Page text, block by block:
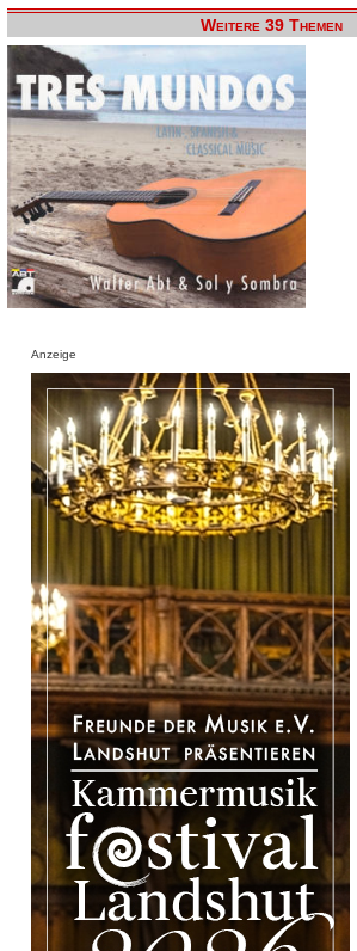
Weitere 39 Themen
Anzeige